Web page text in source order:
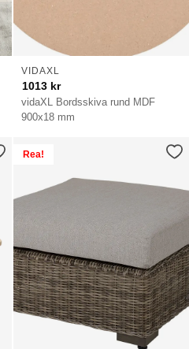
vidaXL Bordsskiva rund MDF
900x18 mm
VIDAXL
1013 kr
Rea!